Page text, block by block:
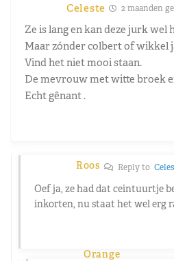
Celeste 2 maanden
Ze is lang en kan deze jurk wel
Maar zónder colbert of wikkel
Vind het niet mooi staan.
De mevrouw met witte broek
Echt gênant .
Roos Reply to
Oef ja, ze had dat ceintuurtje
inkorten, nu staat het wel erg
Orange